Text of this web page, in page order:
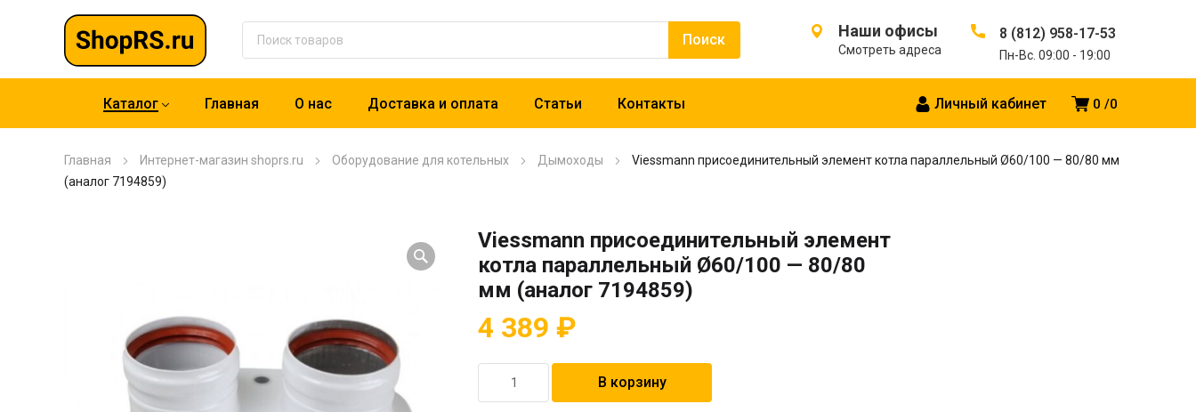
Наши офисы
Смотреть адреса
8 (812) 958-17-53
Пн-Вс. 09:00 - 19:00
0 0
Личный кабинет
Каталог Главная О нас Доставка и оплата Статьи Контакты
Главная Интернет-магазин shoprs.ru Оборудование для котельных Дымоходы
Viessmann присоединительный элемент котла параллельный Ø60/100 — 80/80 мм
(аналог 7194859)
Viessmann присоединительный элемент
котла параллельный Ø60/100 — 80/80
мм (аналог 7194859)
4 389 ₽
товара
В корзину